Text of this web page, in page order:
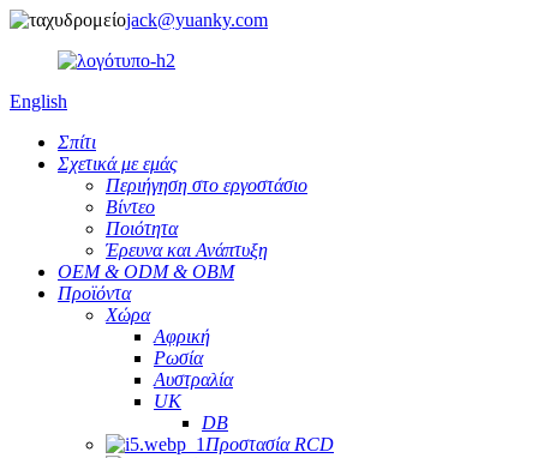
jack@yuanky.com
English
Σπίτι
Σχετικά με εμάς
Περιήγηση στο εργοστάσιο
Βίντεο
Ποιότητα
Έρευνα και Ανάπτυξη
OEM & ODM & OBM
Προϊόντα
Χώρα
Αφρική
Ρωσία
Αυστραλία
UK
DB
Προστασία RCD